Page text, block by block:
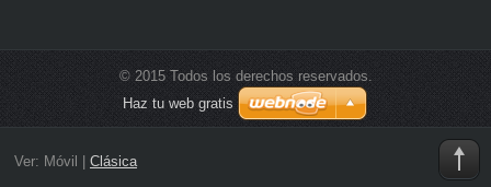
© 2015 Todos los derechos reservados.
Haz tu web gratis
Ver: Móvil | Clásica